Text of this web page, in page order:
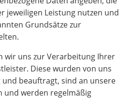
jeweiligen Leistung nutzen und
Grundsätze zur
wir uns zur Verarbeitung Ihrer
Diese wurden von uns
beauftragt, sind an unsere
und werden regelmäßig